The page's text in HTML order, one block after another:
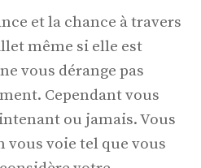
et la chance à travers
même si elle est
vous dérange pas
Cependant vous
ou jamais. Vous
vous voie tel que vous